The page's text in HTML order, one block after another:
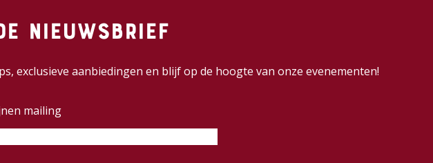
nieuwsbrief
exclusieve aanbiedingen en blijf op de hoogte van onze evenementen!
mailing